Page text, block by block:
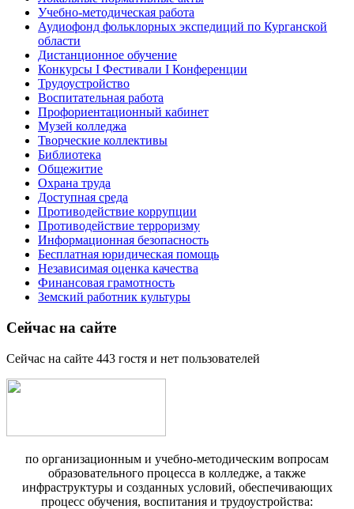
Учебно-методическая работа
Аудиофонд фольклорных экспедиций по Курганской
области
Дистанционное обучение
Конкурсы I Фестивали I Конференции
Трудоустройство
Воспитательная работа
Профориентационный кабинет
Музей колледжа
Творческие коллективы
Библиотека
Общежитие
Охрана труда
Доступная среда
Противодействие коррупции
Противодействие терроризму
Информационная безопасность
Бесплатная юридическая помощь
Независимая оценка качества
Финансовая грамотность
Земский работник культуры
Сейчас на сайте
Сейчас на сайте 443 гостя и нет пользователей
по организационным и учебно-методическим вопросам
образовательного процесса в колледже, а также
инфраструктуры и созданных условий, обеспечивающих
процесс обучения, воспитания и трудоустройства: